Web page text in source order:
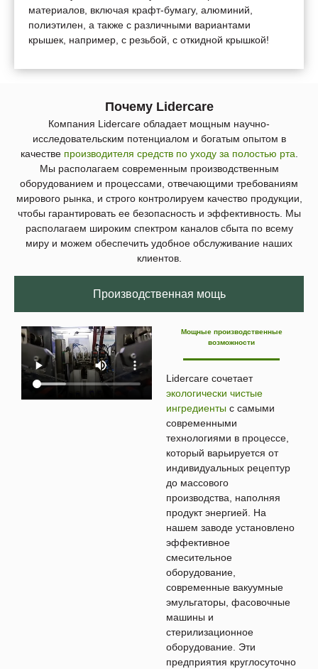
материалов, включая крафт-бумагу, алюминий,
полиэтилен, а также с различными вариантами
крышек, например, с резьбой, с откидной крышкой!
Почему Lidercare
Компания Lidercare обладает мощным научно-
исследовательским потенциалом и богатым опытом в
качестве производителя средств по уходу за полостью рта
Мы располагаем современным производственным
оборудованием и процессами, отвечающими требованиям
мирового рынка, и строго контролируем качество продукции,
чтобы гарантировать ее безопасность и эффективность. Мы
располагаем широким спектром каналов сбыта по всему
миру и можем обеспечить удобное обслуживание наших
клиентов.
Производственная мощь
Мощные производственные
возможности
Lidercare сочетает
экологически чистые
ингредиенты с самыми
современными
технологиями в процессе,
который варьируется от
индивидуальных рецептур
до массового
производства, наполняя
продукт энергией. На
нашем заводе установлено
эффективное
смесительное
оборудование,
современные вакуумные
эмульгаторы, фасовочные
машины и
стерилизационное
оборудование. Эти
предприятия круглосуточно